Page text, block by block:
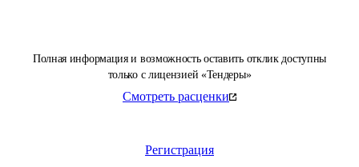
Полная информация и возможность оставить отклик доступны
только с лицензией «Тендеры»
Смотреть расценки
Регистрация